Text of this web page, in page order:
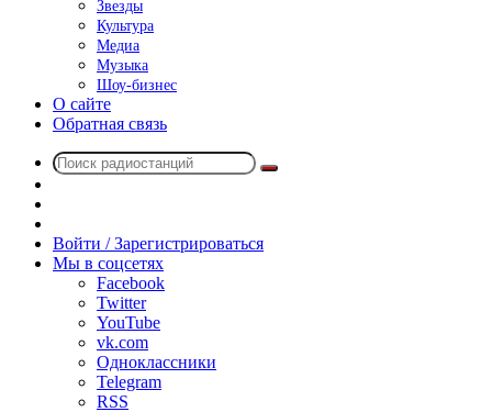
Звезды
Культура
Медиа
Музыка
Шоу-бизнес
О сайте
Обратная связь
Поиск
радио
Войти / Зарегистрироваться
Мы в соцсетях
Facebook
Twitter
YouTube
vk.com
Одноклассники
Telegram
RSS